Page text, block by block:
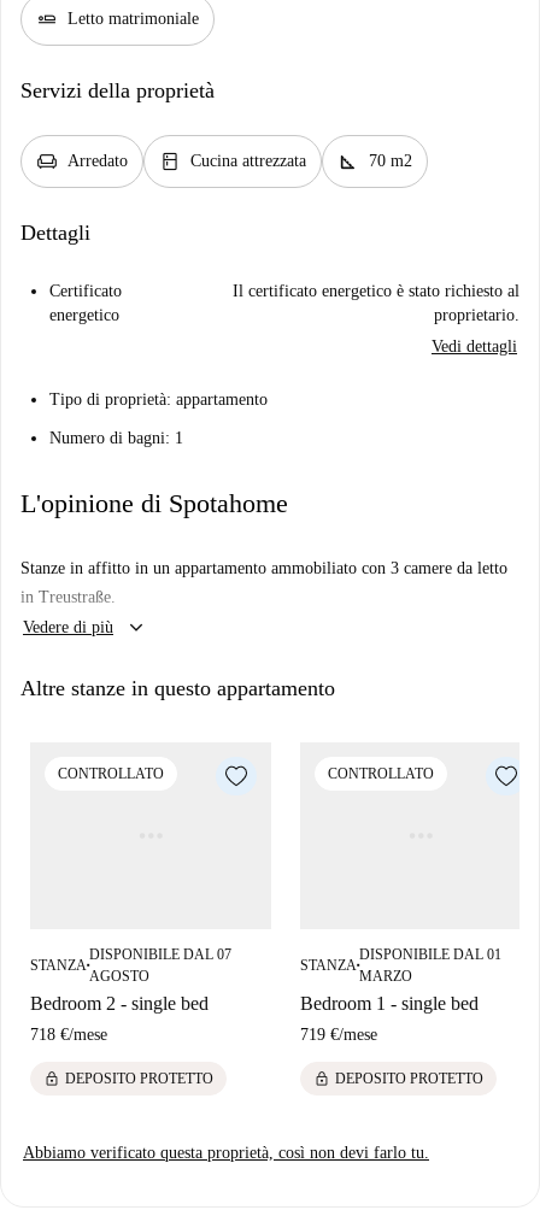
airline_seat_flat Letto matrimoniale
Servizi della proprietà
chair Arredato kitchen Cucina attrezzata square_foot 70 m2
Dettagli
Certificato
energetico
Il certificato energetico è stato richiesto al
proprietario.
Vedi dettagli
Tipo di proprietà: appartamento
Numero di bagni: 1
L'opinione di Spotahome
Stanze in affitto in un appartamento ammobiliato con 3 camere da letto
in Treustraße.
Vedere di più
keyboard_arrow_down
Altre stanze in questo appartamento
CONTROLLATO
STANZA ■
DISPONIBILE DAL 07
AGOSTO
Bedroom 2 - single bed
718 €/mese
lock DEPOSITO PROTETTO
CONTROLLATO
STANZA ■
DISPONIBILE DAL 01
MARZO
Bedroom 1 - single bed
719 €/mese
lock DEPOSITO PROTETTO
Abbiamo verificato questa proprietà, così non devi farlo tu.